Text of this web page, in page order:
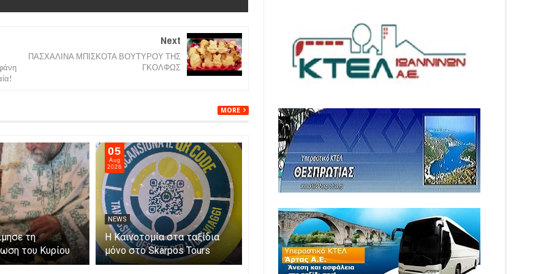
Next
ΠΑΣΧΑΛΙΝΑ ΜΠΙΣΚΟΤΑ ΒΟΥΤΥΡΟΥ ΤΗΣ
ΓΚΟΛΦΩΣ
MORE
τη
του Κυρίου
05
Aug
2026
NEWS
Η Καινοτομία στα ταξίδια
μόνο στο Skarpos Tours
Parga
NEWS
Άνοιξε η πλατφόρμα
myAGRO για τις αγροτικές
ενισχύσεις 2026 – Πώς
05
Aug
2026
NEWS
Αυξήθηκαν τα τροχαία και οι
νεκροί στην Ήπειρο τον
Ιούλιο – Πάνω από 5.500